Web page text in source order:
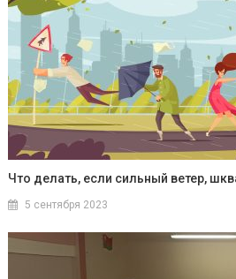
Что делать, если сильный ветер,
5 сентября 2023